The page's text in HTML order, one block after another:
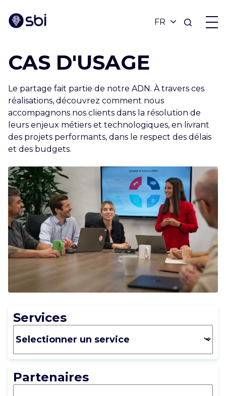
OFFRES
PARTENAIRES
RÉALISATIONS
À PROPOS
CARRIÈRE CONTACT
CAS D'USAGE
Le partage fait partie de notre ADN. À travers ces
réalisations, découvrez comment nous
accompagnons nos clients dans la résolution de
leurs enjeux métiers et technologiques, en livrant
des projets performants, dans le respect des délais
et des budgets.
Services
Partenaires